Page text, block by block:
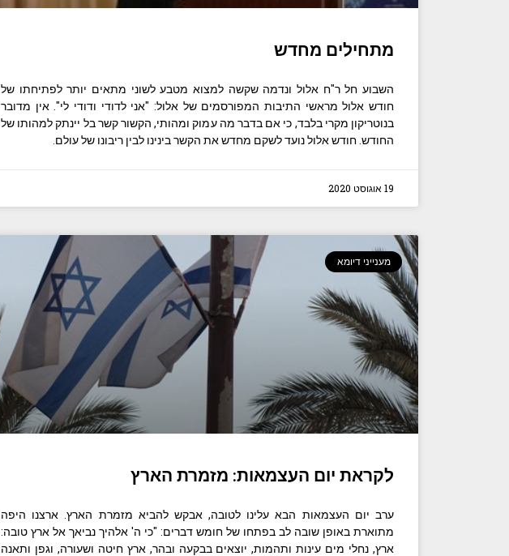
מתחילים מחדש
השבוע חל ר"ח אלול ונדמה שקשה למצוא מטבע לשוני מתאים יותר לפתיחתו של
חודש אלול מראשי התיבות המפורסמים של אלול: "אני לדודי ודודי לי". אין מדובר
בנוטריקון מקרי בלבד, כי אם בדבר מה עמוק ומהותי, הקשור קשר בל יינתק למהותו של
החודש. חודש אלול נועד לשקם מחדש את הקשר בינינו לבין ריבונו של עולם.
19 אוגוסט 2020
מענייני דיומא
לקראת יום העצמאות: מזמרת הארץ
ערב יום העצמאות הבא עלינו לטובה, אבקש להביא מזמרת הארץ. ארצנו היפה
מתוארת באופן שובה לב בפתחו של חומש דברים: "כי ה' אלהיך נביאך אל ארץ טובה:
ארץ, נחלי מים עינות ותהמות, יוצאים בבקעה ובהר, ארץ חיטה ושעורה, וגפן ותאנה